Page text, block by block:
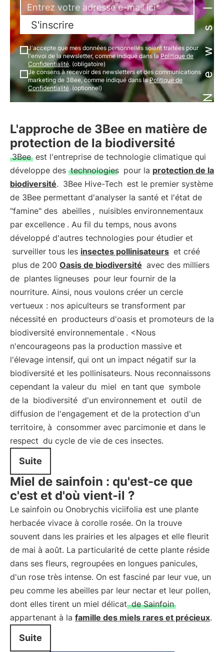
S'inscrire
J'accepte que mes données personnelles soient traitées pour
l'envoi de la newsletter, comme indiqué dans laPolitique de
Confidentialité. (obligatoire)
Je consens à recevoir des newsletters et des communications
marketing de 3Bee, comme indiqué dans laPolitique de
Confidentialité. (optionnel)
L'approche de 3Bee en matière de
protection de la biodiversité
3Bee est l'entreprise de technologie climatique qui
développe des technologies pour la protection de la
biodiversité. 3Bee Hive-Tech est le premier système
de 3Bee permettant d'analyser la santé et l'état de
"famine" des abeilles , nuisibles environnementaux
par excellence . Au fil du temps, nous avons
développé d'autres technologies pour étudier et
surveiller tous les insectes pollinisateurs et créé
plus de 200 Oasis de biodiversité avec des milliers
de plantes ligneuses pour leur fournir de la
nourriture. Ainsi, nous voulons créer un cercle
vertueux : nos apiculteurs se transforment par
nécessité en producteurs d'oasis et promoteurs de la
biodiversité environnementale . <Nous
n'encourageons pas la production massive et
l'élevage intensif, qui ont un impact négatif sur la
biodiversité et les pollinisateurs. Nous reconnaissons
cependant la valeur du miel en tant que symbole
de la biodiversité d'un environnement et outil de
diffusion de l'engagement et de la protection d'un
territoire, à consommer avec parcimonie et dans le
respect du cycle de vie de ces insectes.
Suite
Miel de sainfoin : qu'est-ce que
c'est et d'où vient-il ?
Le sainfoin ou Onobrychis viciifolia est une plante
herbacée vivace à corolle rosée. On la trouve
souvent dans les prairies et les alpages et elle fleurit
de mai à août. La particularité de cette plante réside
dans ses fleurs, regroupées en longues panicules,
d'un rose très intense. On est fasciné par leur vue, un
peu comme les abeilles par leur nectar et leur pollen,
dont elles tirent un miel délicat de Sainfoin
appartenant à la famille des miels rares et précieux.
Suite